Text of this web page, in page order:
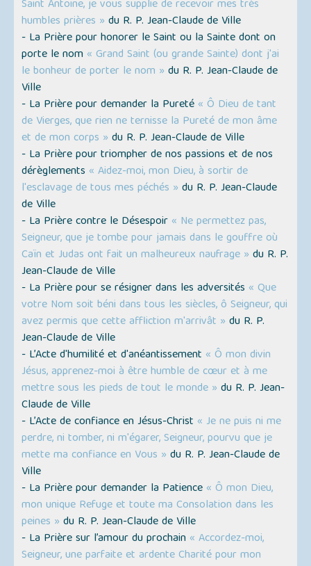
Saint Antoine, je vous supplie de recevoir mes très
humbles prières » du R. P. Jean-Claude de Ville
- La Prière pour honorer le Saint ou la Sainte dont on
porte le nom « Grand Saint (ou grande Sainte) dont j'ai
le bonheur de porter le nom » du R. P. Jean-Claude de
Ville
- La Prière pour demander la Pureté « Ô Dieu de tant
de Vierges, que rien ne ternisse la Pureté de mon âme
et de mon corps » du R. P. Jean-Claude de Ville
- La Prière pour triompher de nos passions et de nos
dérèglements « Aidez-moi, mon Dieu, à sortir de
l'esclavage de tous mes péchés » du R. P. Jean-Claude
de Ville
- La Prière contre le Désespoir « Ne permettez pas,
Seigneur, que je tombe pour jamais dans le gouffre où
Caïn et Judas ont fait un malheureux naufrage » du R. P.
Jean-Claude de Ville
- La Prière pour se résigner dans les adversités « Que
votre Nom soit béni dans tous les siècles, ô Seigneur, qui
avez permis que cette affliction m'arrivât » du R. P.
Jean-Claude de Ville
- L’Acte d'humilité et d'anéantissement « Ô mon divin
Jésus, apprenez-moi à être humble de cœur et à me
mettre sous les pieds de tout le monde » du R. P. Jean-
Claude de Ville
- L’Acte de confiance en Jésus-Christ « Je ne puis ni me
perdre, ni tomber, ni m'égarer, Seigneur, pourvu que je
mette ma confiance en Vous » du R. P. Jean-Claude de
Ville
- La Prière pour demander la Patience « Ô mon Dieu,
mon unique Refuge et toute ma Consolation dans les
peines » du R. P. Jean-Claude de Ville
- La Prière sur l’amour du prochain « Accordez-moi,
Seigneur, une parfaite et ardente Charité pour mon